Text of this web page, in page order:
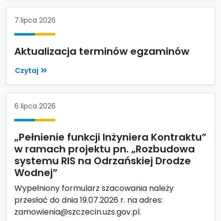
7 lipca 2026
Aktualizacja terminów egzaminów
Czytaj
6 lipca 2026
„Pełnienie funkcji Inżyniera Kontraktu”
w ramach projektu pn. „Rozbudowa
systemu RIS na Odrzańskiej Drodze
Wodnej”
Wypełniony formularz szacowania należy
przesłać do dnia 19.07.2026 r. na adres:
zamowienia@szczecin.uzs.gov.pl.